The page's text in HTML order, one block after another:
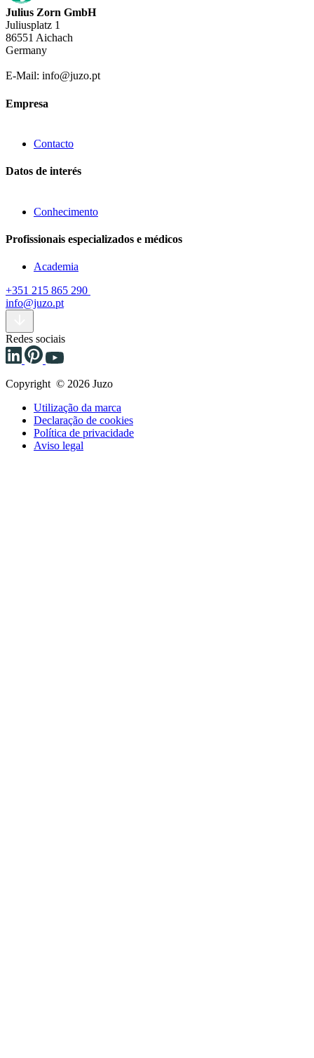
Julius Zorn GmbH
Juliusplatz 1
86551 Aichach
Germany
E-Mail: info@juzo.pt
Empresa
Contacto
Datos de interés
Conhecimento
Profissionais especializados e médicos
Academia
+351 215 865 290
info@juzo.pt
Redes sociais
Copyright © 2026 Juzo
Utilização da marca
Declaração de cookies
Política de privacidade
Aviso legal